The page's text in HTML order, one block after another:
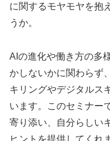
に関するモヤモヤを抱
うか。
AIの進化や働き方の多
かしないかに関わらず
キリングやデジタルス
います。このセミナー
寄り添い、自分らしい
ヒントを提供してくれ